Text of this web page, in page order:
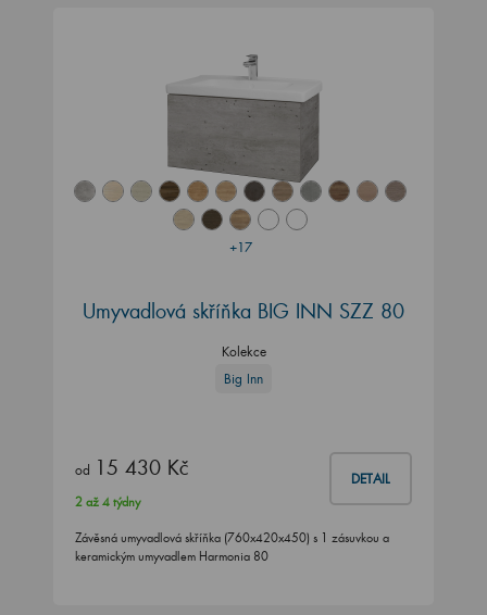
+17
Umyvadlová skříňka BIG INN SZZ 80
Kolekce
Big Inn
od 15 430 Kč DETAIL
2 až 4 týdny
Závěsná umyvadlová skříňka (760x420x450) s 1 zásuvkou a
keramickým umyvadlem Harmonia 80